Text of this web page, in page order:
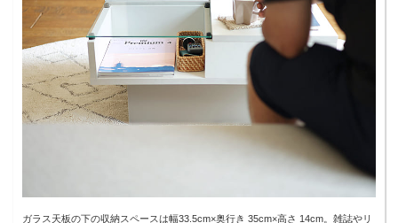
ガラス天板の下の収納スペースは幅33.5cm×奥行き 35cm×高さ 14cm。雑誌やリ